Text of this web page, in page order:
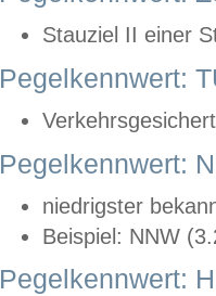
Stauziel II einer
Pegelkennwert:
Pegelkennwert:
niedrigster
Beispiel: NNW
Pegelkennwert: